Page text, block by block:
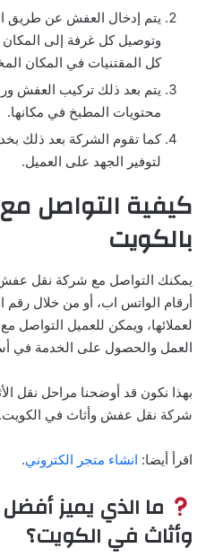
يتم إدخال العفش عن طريق
وتوصيل كل غرفة إلى
كل المقتنيات في المكان
يتم بعد ذلك تركيب العفش
محتويات المطبخ في مكانها.
كما تقوم الشركة بعد ذلك
لتوفير الجهد على العميل.
كيفية التواصل
بالكويت
يمكنك التواصل مع شركة نقل
أرقام الواتس اب، أو من خلال
لعملائها، ويمكن للعميل التواصل
العمل والحصول على الخدمة في
بهذا نكون قد أوضحنا مراحل نقل
شركة نقل عفش وأثاث في الكويت.
اقرأ أيضا: انشاء متجر الكتروني.
ما الذي يميز
وأثاث في الكويت؟